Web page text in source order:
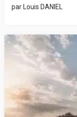
par Louis DANIEL